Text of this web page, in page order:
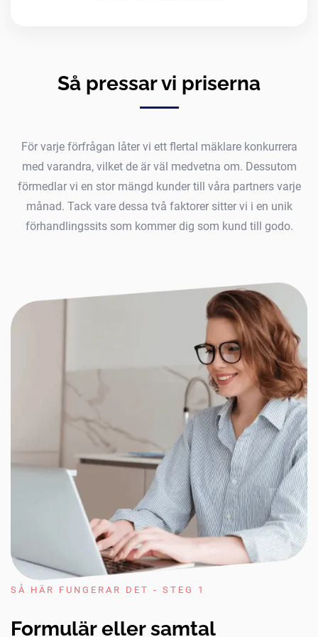
Så pressar vi priserna
För varje förfrågan låter vi ett flertal mäklare konkurrera
med varandra, vilket de är väl medvetna om. Dessutom
förmedlar vi en stor mängd kunder till våra partners varje
månad. Tack vare dessa två faktorer sitter vi i en unik
förhandlingssits som kommer dig som kund till godo.
SÅ HÄR FUNGERAR DET - STEG 1
Formulär eller samtal